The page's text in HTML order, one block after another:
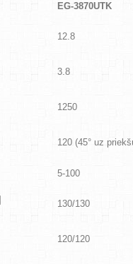
EG-3870UTK
12.8
3.8
1250
120 (45° uz
5-100
130/130
120/120